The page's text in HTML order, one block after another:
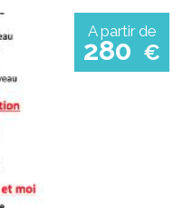
A partir de
280 €